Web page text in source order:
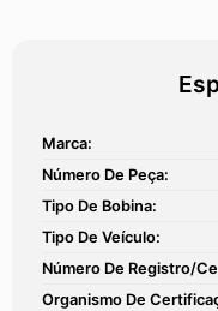
Marca:
Número De Peça:
Tipo De Bobina:
Tipo De Veículo:
Número De Registro/
Organismo De